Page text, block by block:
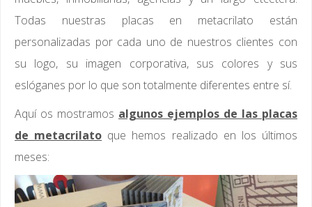
Todas nuestras placas en metacrilato están
personalizadas por cada uno de nuestros clientes con
su logo, su imagen corporativa, sus colores y sus
eslóganes por lo que son totalmente diferentes entre sí.
Aquí os mostramos algunos ejemplos de las placas
de metacrilato que hemos realizado en los últimos
meses: